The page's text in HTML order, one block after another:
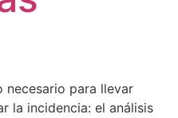
necesario para llevar
la incidencia: el análisis